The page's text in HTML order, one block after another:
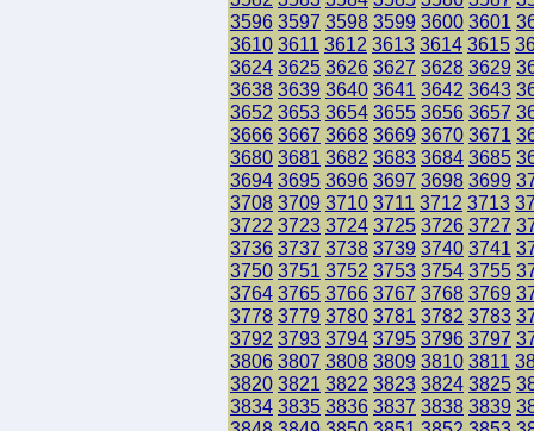
3596 3597 3598 3599 3600 3601
3610 3611 3612 3613 3614 3615
3624 3625 3626 3627 3628 3629
3638 3639 3640 3641 3642 3643
3652 3653 3654 3655 3656 3657
3666 3667 3668 3669 3670 3671
3680 3681 3682 3683 3684 3685
3694 3695 3696 3697 3698 3699
3708 3709 3710 3711 3712 3713
3722 3723 3724 3725 3726 3727
3736 3737 3738 3739 3740 3741
3750 3751 3752 3753 3754 3755
3764 3765 3766 3767 3768 3769
3778 3779 3780 3781 3782 3783
3792 3793 3794 3795 3796 3797
3806 3807 3808 3809 3810 3811
3820 3821 3822 3823 3824 3825
3834 3835 3836 3837 3838 3839